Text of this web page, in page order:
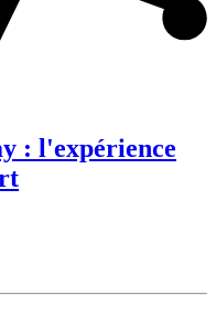
: l'expérience